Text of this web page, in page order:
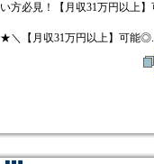
い方必見！【月収31万円以上】
★＼【月収31万円以上】可能